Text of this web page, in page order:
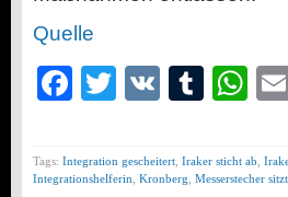
Quelle
Facebook
Twitter
VK
Tags: Integration gescheitert Iraker sticht ab
Integrationshelferin Kronberg Messerstecher